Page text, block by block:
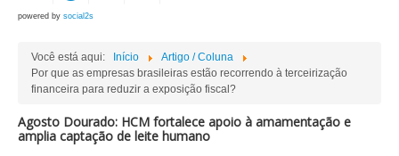
powered by social2s
Você está aqui: Início
Artigo / Coluna
Por que as empresas brasileiras estão recorrendo à terceirização
financeira para reduzir a exposição fiscal?
Agosto Dourado: HCM fortalece apoio à amamentação e
amplia captação de leite humano